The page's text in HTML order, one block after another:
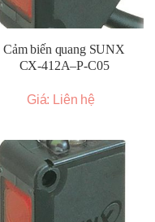
Cảm biến quang SUNX
CX-412A–P-C05
Giá: Liên hệ